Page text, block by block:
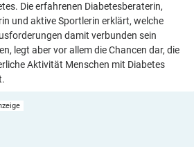
Die erfahrenen Diabetesberaterin,
und aktive Sportlerin erklärt, welche
damit verbunden sein
legt aber vor allem die Chancen dar, die
Aktivität Menschen mit Diabetes